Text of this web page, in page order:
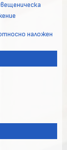
наложен